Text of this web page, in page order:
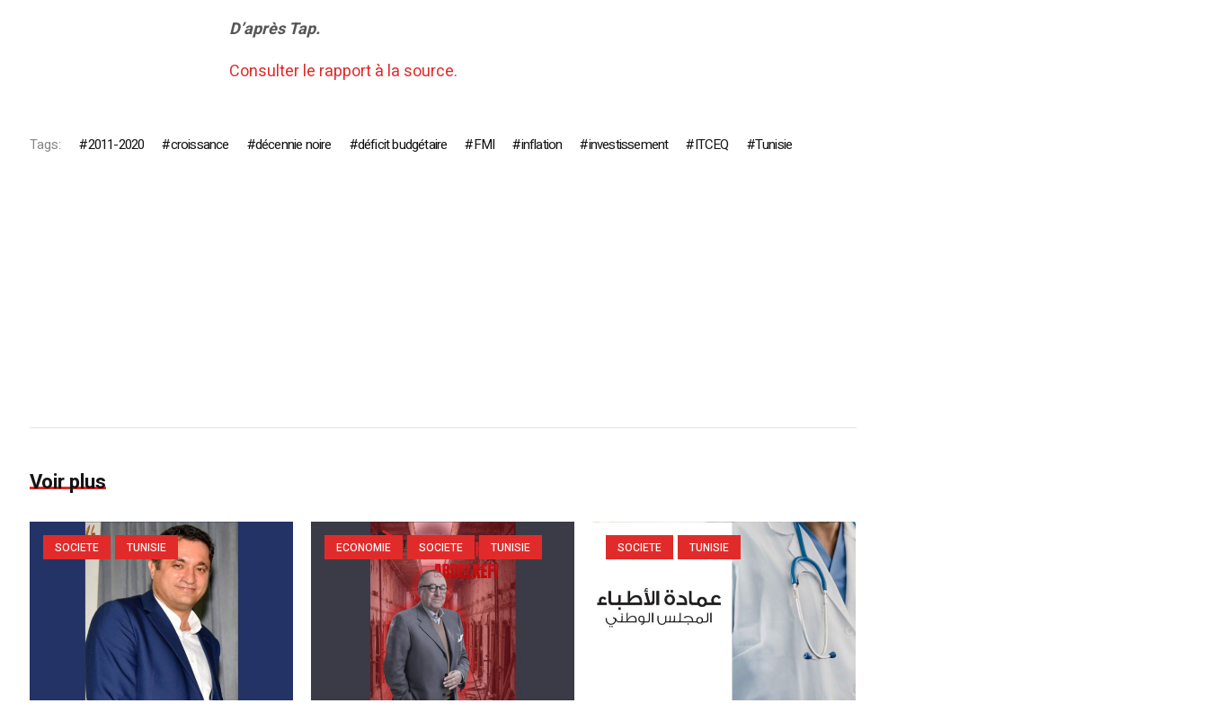
D’après Tap.
Consulter le rapport à la source.
Tags: 2011-2020 croissance décennie noire déficit budgétaire FMI inflation investissement ITCEQ Tunisie
Voir plus
SOCIETE TUNISIE ECONOMIE SOCIETE TUNISIE SOCIETE TUNISIE